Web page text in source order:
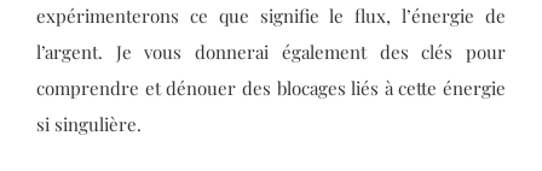
expérimenterons ce que signifie le flux, l’énergie de
l’argent. Je vous donnerai également des clés pour
comprendre et dénouer des blocages liés à cette énergie
si singulière.